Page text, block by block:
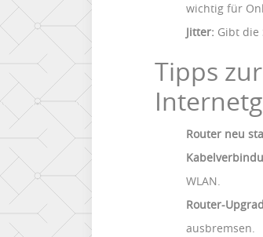
wichtig für
Jitter: Gibt die
Tipps
Router neu
WLAN.
Router-
ausbremsen.